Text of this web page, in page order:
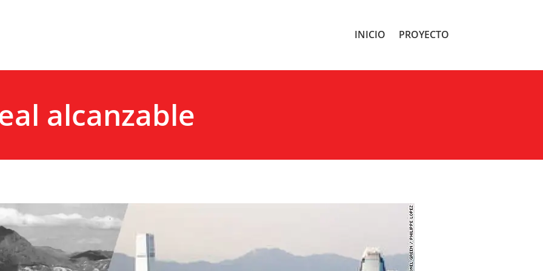
INICIO PROYECTO
alcanzable